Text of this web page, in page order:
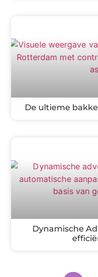
De ultieme
Dynamische